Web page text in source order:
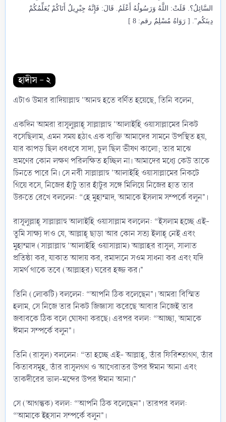
السَّائِلُ؟. قَلَتْ: اللَّهُ وَرَسُولُهُ أَعْلَمُ. قَالَ: فَإِنَّهُ جِبْرِيلُ أَتَاكُمْ يُعَلِّمُكُمْ
دِينَكُم". [ رَوَاهُ مُسْلِمٌ رقم: 8 ]​
হাদীস - ২
এটাও উমার রাদিয়াল্লাহু 'আনহু হতে বর্ণিত হয়েছে, তিনি বলেন,
একদিন আমরা রাসূলুল্লাহ্ সাল্লাল্লাহু 'আলাইহি ওয়াসাল্লামের নিকট
বসেছিলাম, এমন সময় হঠাৎ এক ব্যক্তি আমাদের সামনে উপস্থিত হয়,
যার কাপড় ছিল ধবধবে সাদা, চুল ছিল ভীষণ কালো; তার মাঝে
ভ্রমণের কোন লক্ষণ পরিলক্ষিত হচ্ছিল না। আমাদের মধ্যে কেউ তাকে
চিনতে পারে নি। সে নবী সাল্লাল্লাহু 'আলাইহি ওয়াসাল্লামের নিকটে
গিয়ে বসে, নিজের হাঁটু তার হাঁটুর সঙ্গে মিলিয়ে নিজের হাত তার
উরুতে রেখে বললেন: “হে মুহাম্মাদ, আমাকে ইসলাম সম্পর্কে বলুন"।
রাসূলুল্লাহ্ সাল্লাল্লাহু আলাইহি ওয়াসাল্লাম বললেন: “ইসলাম হচ্ছে এই-
তুমি সাক্ষ্য দাও যে, আল্লাহ্ ছাড়া আর কোন সত্য ইলাহ্ নেই এবং
মুহাম্মাদ (সাল্লাল্লাহু 'আলাইহি ওয়াসাল্লাম) আল্লাহর রাসূল, সালাত
প্রতিষ্ঠা কর, যাকাত আদায় কর, রমাদানে সওম সাধনা কর এবং যদি
সামর্থ থাকে তবে (আল্লাহর) ঘরের হজ্জ কর।"
তিনি (লোকটি) বললেন: “আপনি ঠিক বলেছেন"। আমরা বিস্মিত
হলাম, সে নিজে তার নিকট জিজ্ঞাসা করেছে আবার নিজেই তার
জবাবকে ঠিক বলে ঘোষণা করছে। এরপর বলল: “আচ্ছা, আমাকে
ঈমান সম্পর্কে বলুন"।
তিনি (রাসূল) বললেন: “তা হচ্ছে এই- আল্লাহ্, তাঁর ফিরিশ্তাগণ, তাঁর
কিতাবসমূহ, তাঁর রাসূলগণ ও আখেরাতর উপর ঈমান আনা এবং
তাকদীরের ভাল-মন্দের উপর ঈমান আনা।"
সে (আগন্তুক) বলল: “আপনি ঠিক বলেছেন"। তারপর বলল:
“আমাকে ইহসান সম্পর্কে বলুন"।